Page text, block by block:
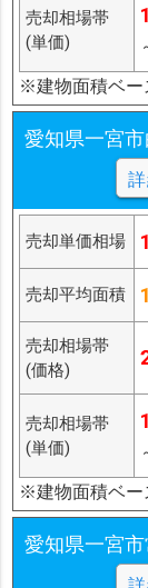
売却相場帯
(単価)
※建物面積ベー
愛知県一宮
売却単価相場
売却平均面積
売却相場帯
(価格)
売却相場帯
(単価)
※建物面積ベー
愛知県一宮